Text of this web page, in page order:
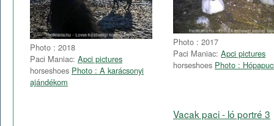
Photo : 2018
Paci Maniac: Apci pictures
horseshoes Photo : A karácsonyi
ajándékom
Photo : 2017
Paci Maniac: Apci pictures
horseshoes Photo :
Vacak paci - ló portré 3